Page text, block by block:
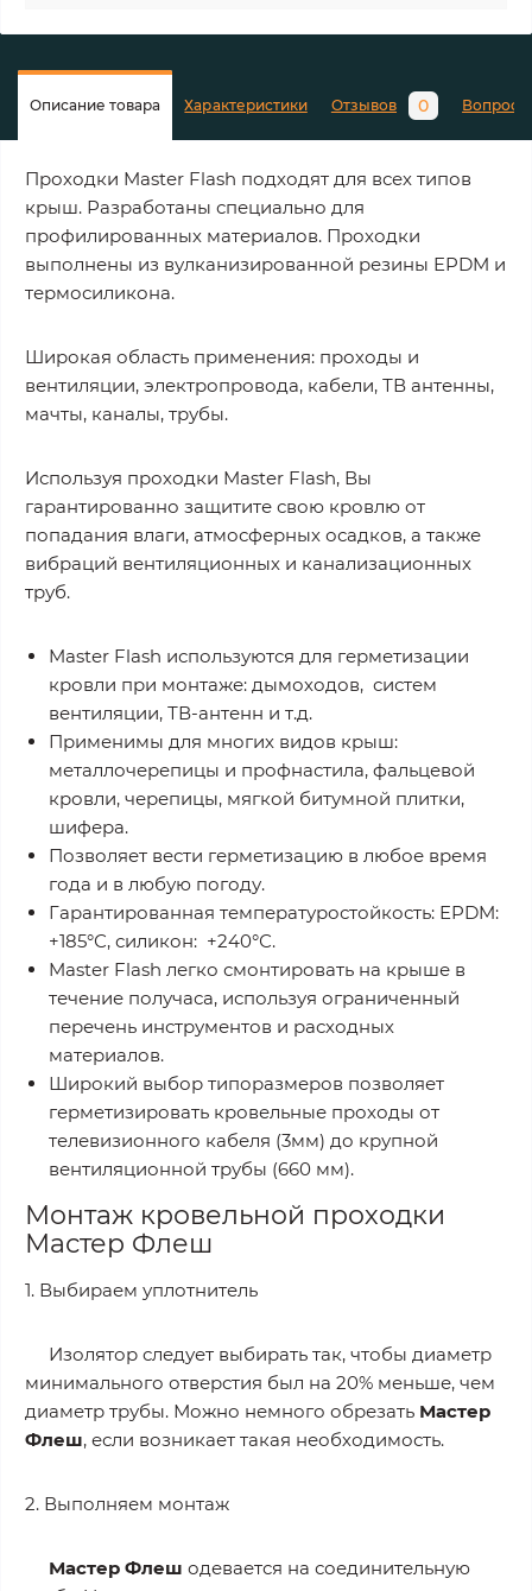
Описание товара Характеристики Отзывов 0 Вопросы
Проходки Master Flash подходят для всех типов
крыш. Разработаны специально для
профилированных материалов. Проходки
выполнены из вулканизированной резины EPDM и
термосиликона.
Широкая область применения: проходы и
вентиляции, электропровода, кабели, ТВ антенны,
мачты, каналы, трубы.
Используя проходки Master Flash, Вы
гарантированно защитите свою кровлю от
попадания влаги, атмосферных осадков, а также
вибраций вентиляционных и канализационных
труб.
Master Flash используются для герметизации
кровли при монтаже: дымоходов, систем
вентиляции, ТВ-антенн и т.д.
Применимы для многих видов крыш:
металлочерепицы и профнастила, фальцевой
кровли, черепицы, мягкой битумной плитки,
шифера.
Позволяет вести герметизацию в любое время
года и в любую погоду.
Гарантированная температуростойкость: EPDM:
+185°С, силикон: +240°С.
Master Flash легко смонтировать на крыше в
течение получаса, используя ограниченный
перечень инструментов и расходных
материалов.
Широкий выбор типоразмеров позволяет
герметизировать кровельные проходы от
телевизионного кабеля (3мм) до крупной
вентиляционной трубы (660 мм).
Монтаж кровельной проходки
Мастер Флеш
1. Выбираем уплотнитель
Изолятор следует выбирать так, чтобы диаметр
минимального отверстия был на 20% меньше, чем
диаметр трубы. Можно немного обрезать Мастер
Флеш, если возникает такая необходимость.
2. Выполняем монтаж
Мастер Флеш одевается на соединительную